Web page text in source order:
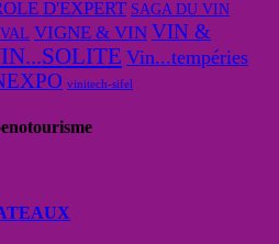
D'EXPERT SAGA DU VIN
VIGNE & VIN VIN &
Vin...tempéries
vinitech-sifel